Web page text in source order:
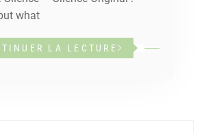
what
LA LECTURE